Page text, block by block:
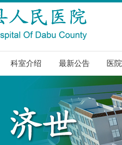
科室介绍 最新公告 医